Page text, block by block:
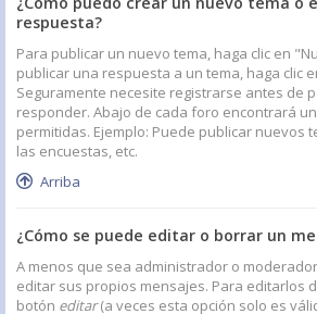
respuesta?
Para publicar un nuevo tema, haga clic en
publicar una respuesta a un tema, haga clic
Seguramente necesite registrarse antes de
responder. Abajo de cada foro encontrará
permitidas. Ejemplo: Puede publicar nuevos
las encuestas, etc.
Arriba
¿Cómo se puede editar o borrar un
A menos que sea administrador o
editar sus propios mensajes. Para editarlos
botón editar(a veces esta opción solo es